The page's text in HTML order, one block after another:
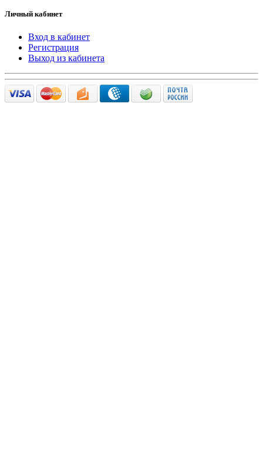
Личный кабинет
Вход в кабинет
Регистрация
Выход из кабинета